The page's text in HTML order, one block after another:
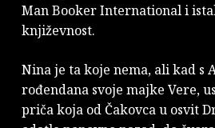
Man Booker International i
književnost.
Nina je ta koje nema, ali kad s
rođendana svoje majke Vere,
priča koja od Čakovca u osvit